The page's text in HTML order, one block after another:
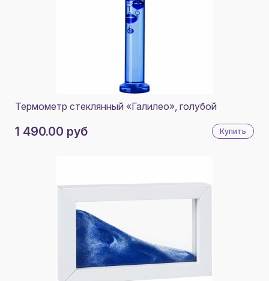
Термометр стеклянный «Галилео», голубой
1 490.00 руб Купить